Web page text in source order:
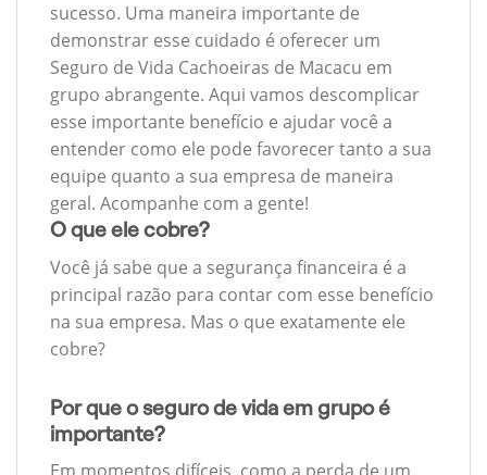
sucesso. Uma maneira importante de
demonstrar esse cuidado é oferecer um
Seguro de Vida Cachoeiras de Macacu em
grupo abrangente. Aqui vamos descomplicar
esse importante benefício e ajudar você a
entender como ele pode favorecer tanto a sua
equipe quanto a sua empresa de maneira
geral. Acompanhe com a gente!
O que ele cobre?
Você já sabe que a segurança financeira é a
principal razão para contar com esse benefício
na sua empresa. Mas o que exatamente ele
cobre?
Por que o seguro de vida em grupo é
importante?